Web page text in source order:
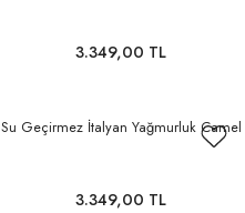
3.349,00 TL
Su Geçirmez İtalyan Yağmurluk Camel
3.349,00 TL